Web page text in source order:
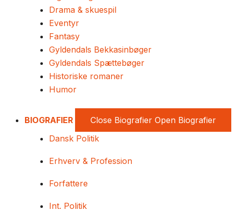
Drama & skuespil
Eventyr
Fantasy
Gyldendals Bekkasinbøger
Gyldendals Spættebøger
Historiske romaner
Humor
BIOGRAFIER Close Biografier Open Biografier
Dansk Politik
Erhverv & Profession
Forfattere
Int. Politik